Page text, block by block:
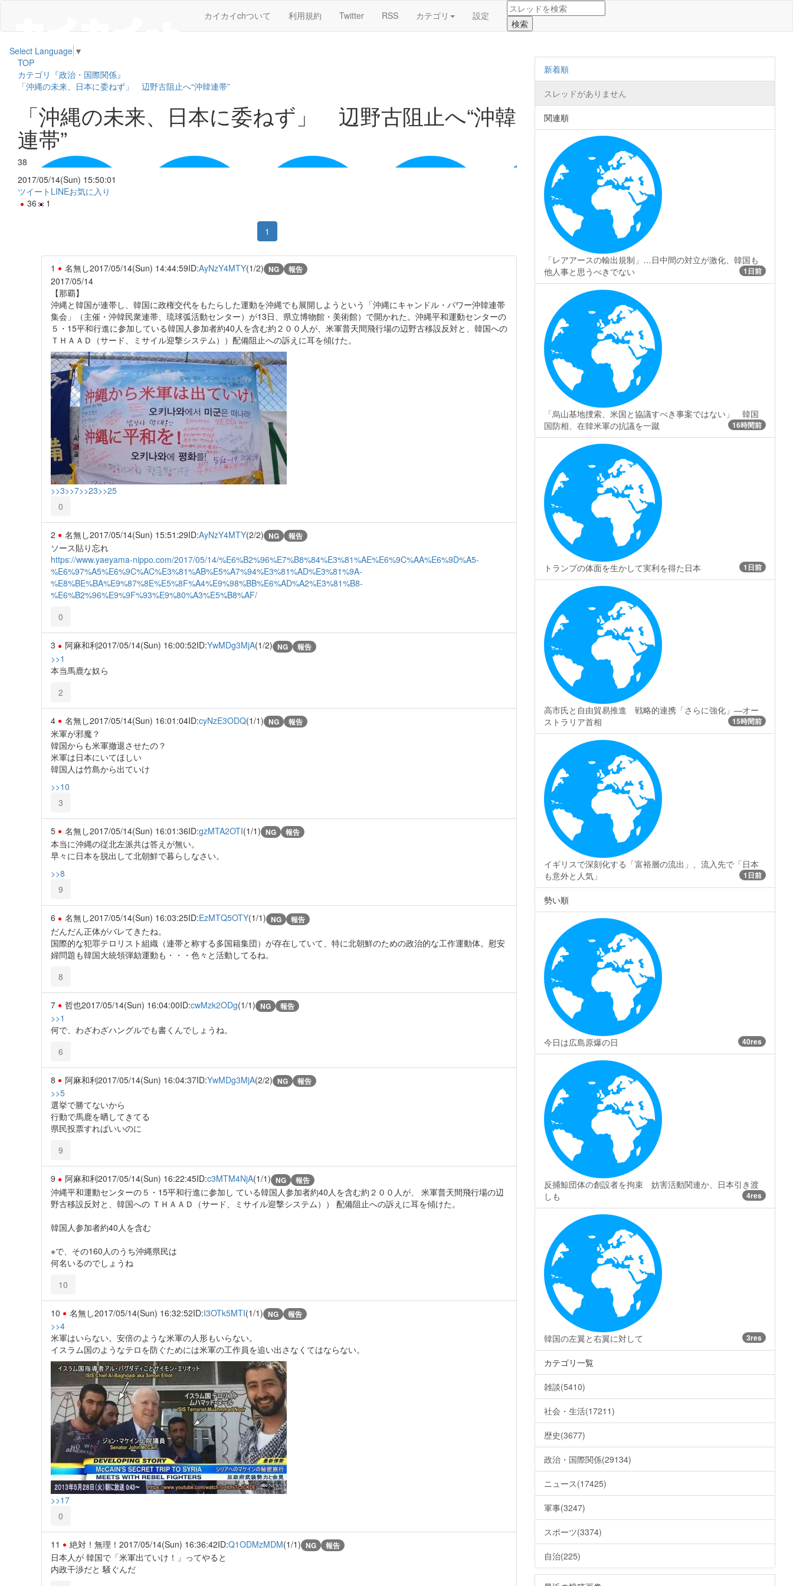
カイカイchついて 利用規約 Twitter RSS カテゴリ 設定
Select Language ▼
TOP
カテゴリ『政治・国際関係』
「沖縄の未来、日本に委ねず」 辺野古阻止へ“沖韓連帯”
「沖縄の未来、日本に委ねず」 辺野古阻止へ“沖韓
連帯”
38
2017/05/14(Sun) 15:50:01
ツイート LINEお気に入り
36
1
1
1 名無し2017/05/14(Sun) 14:44:59ID:AyNzY4MTY(1/2) NG 報告
2017/05/14
【那覇】
沖縄と韓国が連帯し、韓国に政権交代をもたらした運動を沖縄でも展開しようという「沖縄にキャンドル・パワー沖韓連帯
集会」（主催・沖韓民衆連帯、琉球弧活動センター）が13日、県立博物館・美術館）で開かれた。沖縄平和運動センターの
５・15平和行進に参加している韓国人参加者約40人を含む約２００人が、米軍普天間飛行場の辺野古移設反対と、韓国への
ＴＨＡＡＤ（サード、ミサイル迎撃システム））配備阻止への訴えに耳を傾けた。
>>3>>7>>23>>25
0
2 名無し2017/05/14(Sun) 15:51:29ID:AyNzY4MTY(2/2) NG 報告
ソース貼り忘れ
https://www.yaeyama-nippo.com/2017/05/14/%E6%B2%96%E7%B8%84%E3%81%AE%E6%9C%AA%E6%9D%A5-
%E6%97%A5%E6%9C%AC%E3%81%AB%E5%A7%94%E3%81%AD%E3%81%9A-
%E8%BE%BA%E9%87%8E%E5%8F%A4%E9%98%BB%E6%AD%A2%E3%81%B8-
%E6%B2%96%E9%9F%93%E9%80%A3%E5%B8%AF/
0
3 阿麻和利2017/05/14(Sun) 16:00:52ID:YwMDg3MjA(1/2) NG 報告
>>1
本当馬鹿な奴ら
2
4 名無し2017/05/14(Sun) 16:01:04ID:cyNzE3ODQ(1/1) NG 報告
米軍が邪魔？
韓国からも米軍撤退させたの？
米軍は日本にいてほしい
韓国人は竹島から出ていけ
>>10
3
5 名無し2017/05/14(Sun) 16:01:36ID:gzMTA2OTI(1/1) NG 報告
本当に沖縄の従北左派共は答えが無い。
早々に日本を脱出して北朝鮮で暮らしなさい。
>>8
9
6 名無し2017/05/14(Sun) 16:03:25ID:EzMTQ5OTY(1/1) NG 報告
だんだん正体がバレてきたね。
国際的な犯罪テロリスト組織（連帯と称する多国籍集団）が存在していて、特に北朝鮮のための政治的な工作運動体。慰安
婦問題も韓国大統領弾劾運動も・・・色々と活動してるね。
8
7 哲也2017/05/14(Sun) 16:04:00ID:cwMzk2ODg(1/1) NG 報告
>>1
何で、わざわざハングルでも書くんでしょうね。
6
8 阿麻和利2017/05/14(Sun) 16:04:37ID:YwMDg3MjA(2/2) NG 報告
>>5
選挙で勝てないから
行動で馬鹿を晒してきてる
県民投票すればいいのに
9
9 阿麻和利2017/05/14(Sun) 16:22:45ID:c3MTM4NjA(1/1) NG 報告
沖縄平和運動センターの５・15平和行進に参加し ている韓国人参加者約40人を含む約２００人が、 米軍普天間飛行場の辺
野古移設反対と、韓国への ＴＨＡＡＤ（サード、ミサイル迎撃システム）） 配備阻止への訴えに耳を傾けた。
韓国人参加者約40人を含む
※で、その160人のうち沖縄県民は
何名いるのでしょうね
10
10 名無し2017/05/14(Sun) 16:32:52ID:I3OTk5MTI(1/1) NG 報告
>>4
米軍はいらない。安倍のような米軍の人形もいらない。
イスラム国のようなテロを防ぐためには米軍の工作員を追い出さなくてはならない。
>>17
0
11 絶対！無理！ 2017/05/14(Sun) 16:36:42ID:Q1ODMzMDM(1/1) NG 報告
日本人が 韓国で「米軍出ていけ！」ってやると
内政干渉だと 騒ぐんだ
新着順
スレッドがありません
関連順
「レアアースの輸出規制」…日中間の対立が激化、韓国も
他人事と思うべきでない
1日前
「烏山基地捜索、米国と協議すべき事案ではない」 韓国
国防相、在韓米軍の抗議を一蹴
16時間前
トランプの体面を生かして実利を得た日本 1日前
高市氏と自由貿易推進 戦略的連携「さらに強化」―オー
ストラリア首相
15時間前
イギリスで深刻化する「富裕層の流出」、流入先で「日本
も意外と人気」
1日前
勢い順
今日は広島原爆の日 40res
反捕鯨団体の創設者を拘束 妨害活動関連か、日本引き渡
しも
4res
韓国の左翼と右翼に対して 3res
カテゴリ一覧
雑談(5410)
社会・生活(17211)
歴史(3677)
政治・国際関係(29134)
ニュース(17425)
軍事(3247)
スポーツ(3374)
自治(225)